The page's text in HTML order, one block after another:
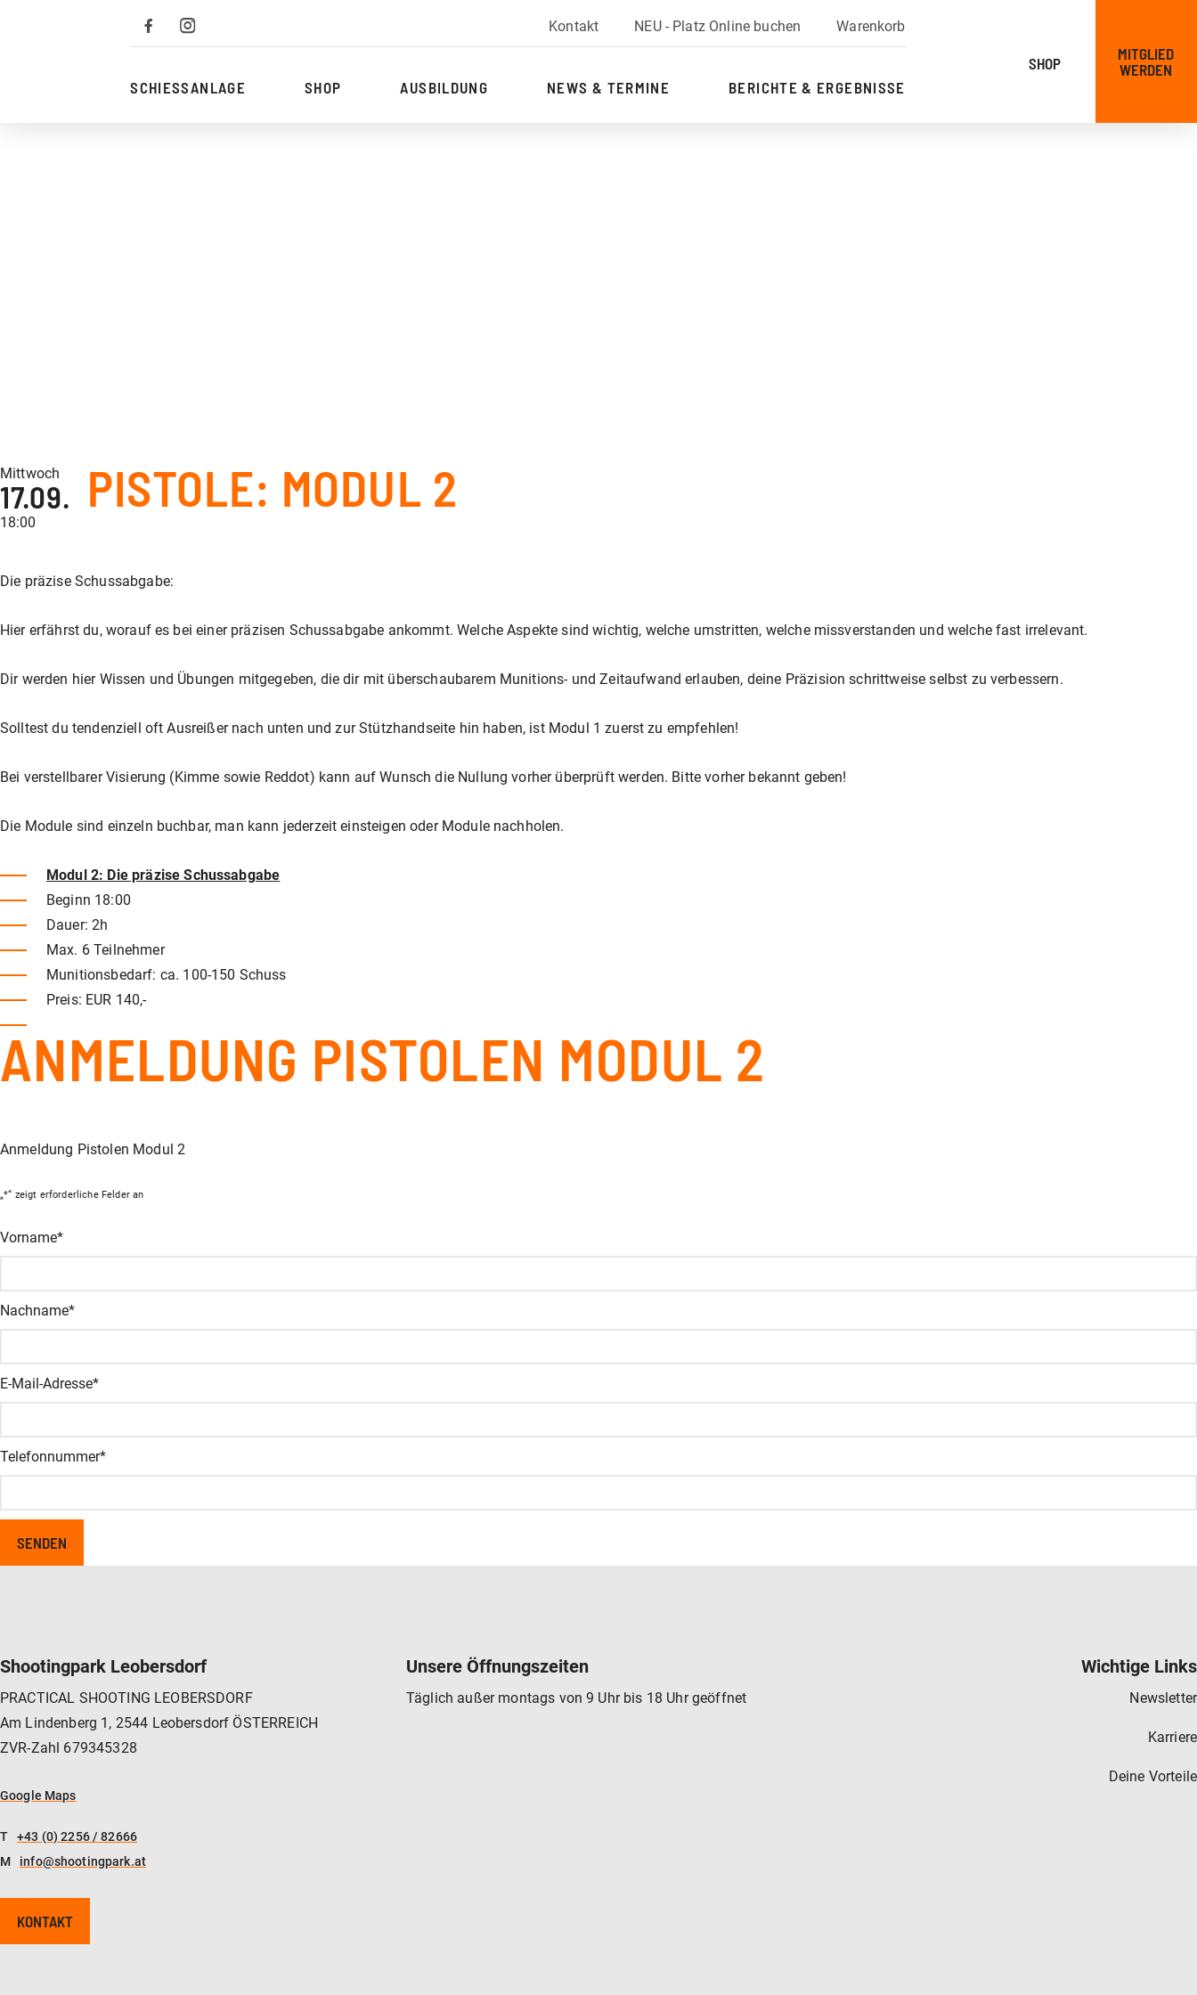
Kontakt NEU - Platz Online buchen Warenkorb
SCHIESSANLAGE SHOP AUSBILDUNG NEWS & TERMINE BERICHTE & ERGEBNISSE
SHOP
MITGLIED
WERDEN
Mittwoch
17.09.
18:00
PISTOLE: MODUL 2
Die präzise Schussabgabe:
Hier erfährst du, worauf es bei einer präzisen Schussabgabe ankommt. Welche Aspekte sind wichtig, welche umstritten, welche missverstanden und welche fast irrelevant.
Dir werden hier Wissen und Übungen mitgegeben, die dir mit überschaubarem Munitions- und Zeitaufwand erlauben, deine Präzision schrittweise selbst zu verbessern.
Solltest du tendenziell oft Ausreißer nach unten und zur Stützhandseite hin haben, ist Modul 1 zuerst zu empfehlen!
Bei verstellbarer Visierung (Kimme sowie Reddot) kann auf Wunsch die Nullung vorher überprüft werden. Bitte vorher bekannt geben!
Die Module sind einzeln buchbar, man kann jederzeit einsteigen oder Module nachholen.
Modul 2: Die präzise Schussabgabe
Beginn 18:00
Dauer: 2h
Max. 6 Teilnehmer
Munitionsbedarf: ca. 100-150 Schuss
Preis: EUR 140,-
ANMELDUNG PISTOLEN MODUL 2
Anmeldung Pistolen Modul 2
„*“ zeigt erforderliche Felder an
Facebook
Dieses Feld dient zur Validierung und sollte nicht verändert werden.
Vorname*
Nachname*
E-Mail-Adresse*
Telefonnummer*
Shootingpark Leobersdorf
PRACTICAL SHOOTING LEOBERSDORF
Am Lindenberg 1, 2544 Leobersdorf ÖSTERREICH
ZVR-Zahl 679345328
Google Maps
T
+43 (0) 2256 / 82666
M
info@shootingpark.at
KONTAKT
Unsere Öffnungszeiten
Täglich außer montags von 9 Uhr bis 18 Uhr geöffnet
Wichtige Links
Newsletter
Karriere
Deine Vorteile